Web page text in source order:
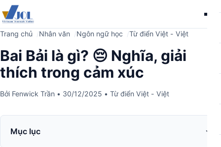
Trang chủ Nhân văn Ngôn ngữ học Từ điển Việt - Việt
Bai Bải là gì? 😔 Nghĩa, giải
thích trong cảm xúc
Bởi Fenwick Trần • 30/12/2025 • Từ điển Việt - Việt
Mục lục